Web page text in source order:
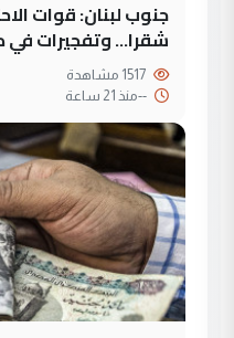
جنوب لبنان: قوات
شقرا… وتفجيرات في
--منذ 21 ساعة